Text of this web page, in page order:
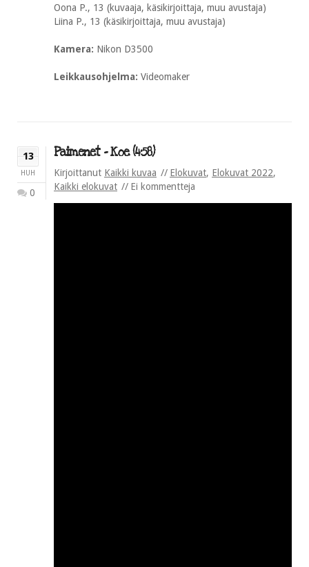
Oona P., 13 (kuvaaja, käsikirjoittaja, muu avustaja)
Liina P., 13 (käsikirjoittaja, muu avustaja)
Kamera: Nikon D3500
Leikkausohjelma: Videomaker
13
HUH
0
Paimenet – Koe (4:58)
Kirjoittanut Kaikki kuvaa Elokuvat, Elokuvat 2022,
Kaikki elokuvat
Ei kommentteja